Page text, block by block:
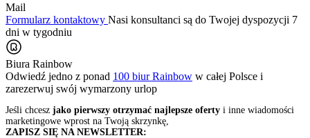
Mail
Formularz kontaktowy Nasi konsultanci są do Twojej dyspozycji 7
dni w tygodniu
Biura Rainbow
Odwiedź jedno z ponad 100 biur Rainbow w całej Polsce i
zarezerwuj swój wymarzony urlop
Jeśli chcesz jako pierwszy otrzymać najlepsze oferty i inne wiadomości
marketingowe wprost na Twoją skrzynkę,
ZAPISZ SIĘ NA NEWSLETTER: